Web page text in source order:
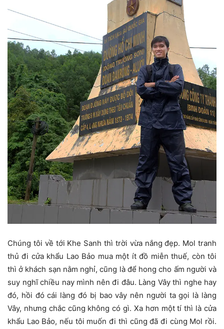
Chúng tôi về tới Khe Sanh thì trời vừa nắng đẹp. Mol tranh
thủ đi cửa khẩu Lao Bảo mua một ít đồ miễn thuế, còn tôi
thì ở khách sạn nằm nghỉ, cũng là để hong cho ấm người và
suy nghĩ chiều nay mình nên đi đâu. Làng Vây thì nghe hay
đó, hồi đó cái làng đó bị bao vây nên người ta gọi là làng
Vây, nhưng chắc cũng không có gì. Xa hơn một tí thì là cửa
khẩu Lao Bảo, nếu tôi muốn đi thì cũng đã đi cùng Mol rồi.